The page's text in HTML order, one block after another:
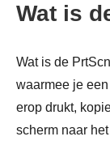
Wat is
Wat is de
waarmee je
erop drukt,
scherm naar